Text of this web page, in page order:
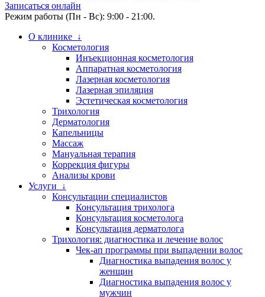
Записаться онлайн
Режим работы (Пн - Вс): 9:00 - 21:00.
О клинике ↓
Косметология
Инъекционная косметология
Аппаратная косметология
Лазерная косметология
Лазерная эпиляция
Эстетическая косметология
Трихология
Дерматология
Капельницы
Массаж
Мануальная терапия
Коррекция фигуры
Анализы крови
Услуги ↓
Консультации специалистов
Консультация трихолога
Консультация косметолога
Консультация дерматолога
Трихология: диагностика и лечение волос
Чек-ап программы при выпадении волос
Диагностика выпадения волос у
женщин
Диагностика выпадения волос у
мужчин